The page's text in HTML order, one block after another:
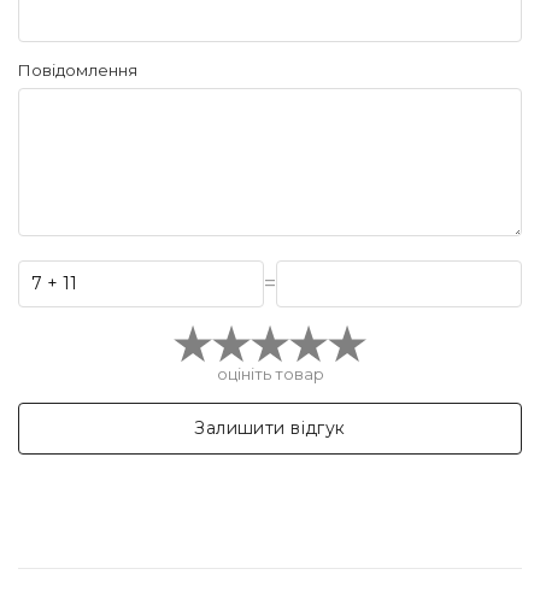
Повідомлення
=
оцініть товар
Залишити відгук